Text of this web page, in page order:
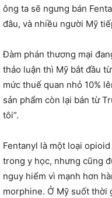
ông ta sẽ ngưng bán
đâu, và nhiều người Mỹ
Đàm phán thương mại
thảo luận thì Mỹ bắt đầu
mức thuế quan nhỏ 10%
sản phẩm còn lại bán từ
tôi”.
Fentanyl là một loại
trong y học, nhưng cũng
nguy hiểm vì mạnh hơn
morphine. Ở Mỹ suốt thời